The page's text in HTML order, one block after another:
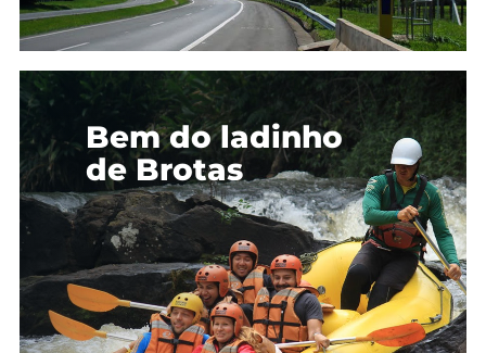
Bem do ladinho
de Brotas